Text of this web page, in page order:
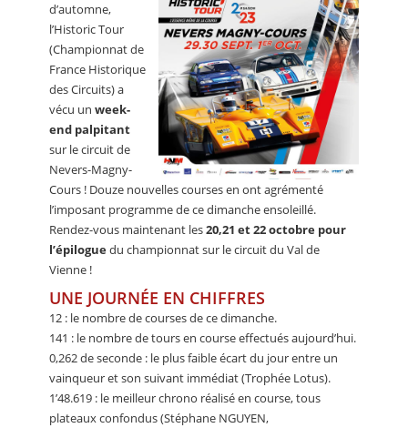
d’automne,
l’Historic Tour
(Championnat de
France Historique
des Circuits) a
vécu un week-
end palpitant
sur le circuit de
Nevers-Magny-
Cours ! Douze nouvelles courses en ont agrémenté
l’imposant programme de ce dimanche ensoleillé.
Rendez-vous maintenant les20,21 et 22 octobre pour
l’épiloguedu championnat sur le circuit du Val de
Vienne !
UNE JOURNÉE EN CHIFFRES
12 : le nombre de courses de ce dimanche.
141 : le nombre de tours en course effectués aujourd’hui.
0,262 de seconde : le plus faible écart du jour entre un
vainqueur et son suivant immédiat (Trophée Lotus).
1’48.619 : le meilleur chrono réalisé en course, tous
plateaux confondus (Stéphane NGUYEN,